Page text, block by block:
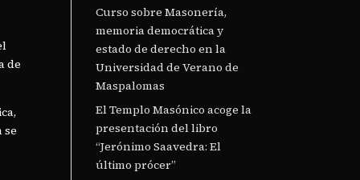
de
se
Curso sobre Masonería,
memoria democrática y
estado de derecho en la
Universidad de Verano de
Maspalomas
El Templo Masónico acoge la
presentación del libro
“Jerónimo Saavedra: El
último prócer”